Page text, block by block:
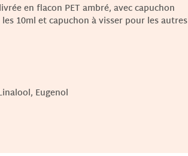
en flacon PET ambré, avec capuchon
10ml et capuchon à visser pour les autres
Eugenol